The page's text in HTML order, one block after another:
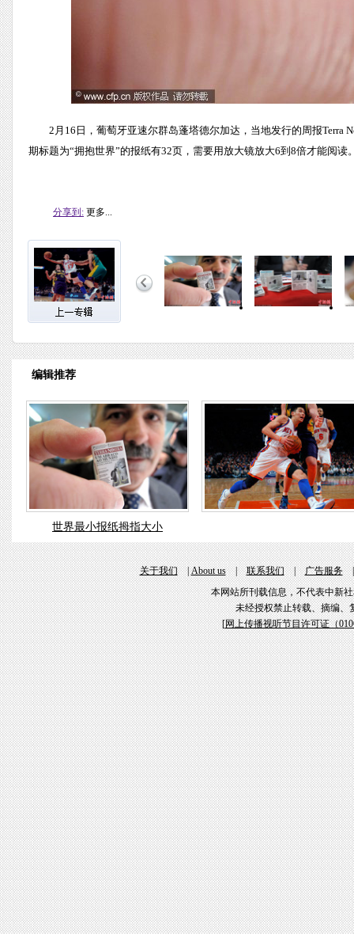
2月16日，葡萄牙亚速尔群岛蓬塔德尔加达，当地发行的周报Terra
期标题为“拥抱世界”的报纸有32页，需要用放大镜放大6到8倍才能阅读
分享到: 更多...
编辑推荐
世界最小报纸拇指大小
关于我们|About us|联系我们|广告服务
本网站所刊载信息，不代表中新
未经授权禁止转载、摘编、
[网上传播视听节目许可证（